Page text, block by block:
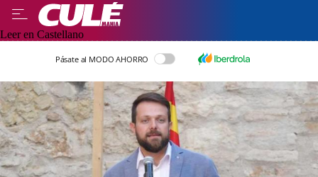
Leer en Castellano
Pásate al MODO AHORRO